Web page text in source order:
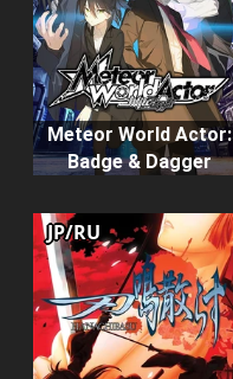
Meteor World Actor:
Badge & Dagger
JP/RU